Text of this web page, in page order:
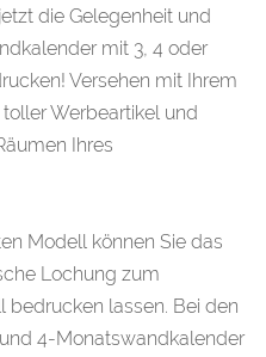
die Gelegenheit und
mit 3, 4 oder
Versehen mit Ihrem
Werbeartikel und
Ihres
Modell können Sie das
Lochung zum
bedrucken lassen. Bei den
4-Monatswandkalender